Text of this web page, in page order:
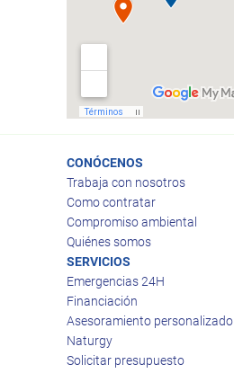
CONÓCENOS
Trabaja con nosotros
Como contratar
Compromiso ambiental
Quiénes somos
SERVICIOS
Emergencias 24H
Financiación
Asesoramiento personalizado
Naturgy
Solicitar presupuesto